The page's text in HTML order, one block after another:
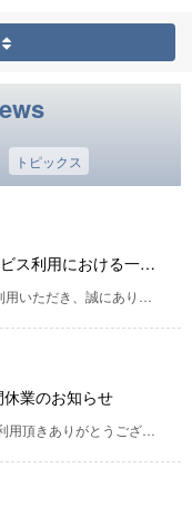
わせください。
照ください。
変更となりました。
は2回目以降は公的な
トピックス
【重要】買取サービス利用における一部の本人確認および購入証明書確認のお知らせ
いつも買取wikiをご利用いただき、誠にありがとうございます。 本日より、店頭買取をご利用される外国籍のお客様の本人確認手続きおよび購入証明書確認に関する運用を一部変更させていただくこととなりました。 ご利用のお客様にはご不便をおかけする場合もございますが、ご理解とご協力のほどよろしくお願い申し上げます。 ■変更内容 ①【外国籍のお客様へのご案内】 ・店頭買取をご利用の際は、有効期限内の在留カードのご提示が必須となります。 ・在留期限が残り3か月以上の方のみ受付いたします。 ・在留期間更新許可申請中のスタンプ等がある場合でも、有効期限を過ぎた在留カードは本人確認書類としてご利用いただけません。 ②【購入証明書（レシート・領収書など）のご提示について】 商品ごとの購入証明書（レシート・領収書など）提示が必要な場合がございますので、予めご了承/準備下さい。 購入証明書をご提示いただけず、確認が取れない商品につきましては、買取をお断りさせていただく場合もございます。 ③【法人名義での買取をご希望のお客様】 ・法人名義での買取をご利用の際は、ご担当者様の名刺および本人確認書類が必要となります。 ・ご担当者様が外国籍の場合、在留カードの在留資格により、買取お断りの場合がございます。 ・初回のお取引時は、インボイス登録が必須となります。 詳しくはこちらをご確認ください
業のお知らせ
いつも当店買取をご利用頂きありがとうございます 誠に勝手ながら、下記の期間をお盆期間休業とさせていただきます。 休業期間： 2026年8月12日(水)～8月16日(日) ※上記期間は全ての業務を停止させていただきます。8/17(月)より各店通常営業となります。 ※期間中の宅配買取の承諾に関しては、8/16(日)より順次対応いたします。 ・休業期間中の宅配買取受付に関して下記を参照してください。 ◆8/10(月)18時以降のご注文に関しては、宅配承諾を8/16(日)に順次行い、承諾メールまたは価格案内をお送りさせていただきます。 ◆8/16(日)の承諾メールが届く前に商品発送頂く事も可能ではありますが、査定価格は8/16(日)に承諾させて 頂きました価格を価格保証期間まで保証させて頂きます。 ◆8/16(日)承諾分はA地域(近隣地域)は8/17(月) 16時まで、B地域(遠方地域)は8/18(火) 14時までの保証となります ・休業前の宅配買取送金に関して お客様口座への買取金額の入金は、8/7(金) 13時までに送金待ちステータスまで買取が進んだ注文に関して 8/12(水) お客様口座への入金を行います。 ※8/10(月）送金連絡は行いますが、口座まで入金は8/18以降となります ※状況により送金が遅れる場合がございます、何卒ご了承ください 現金書留の送金も8/7(金) 13時までに送金待ちステータスになっている注文に対して8/10（月）に送金手続きを行います。 それ以降のものに関してはお盆休業明けの処理となります。 〇到着の価格保証に関して A地域(翌日着地域)：8/10（月）18時までに当社が承諾を出した注文に関して 8/11（火）16時まで価格保証の適用となります B地域(翌々日着地域) 8/9（日）18時までに当社が承諾を出した注文に関して 8/11（火）14時まで価格保証の適用となります